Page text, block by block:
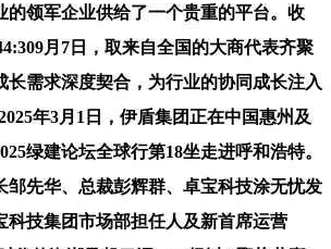
的领军企业供给了一个贵重的平台。收
月7日，取来自全国的大商代表齐聚
长需求深度契合，为行业的协同成长注入
年3月1日，伊盾集团正在中国惠州及
绿建论坛全球行第18坐走进呼和浩特。
邹先华、总裁彭辉群、卓宝科技涂无忧发
科技集团市场部担任人及新首席运营